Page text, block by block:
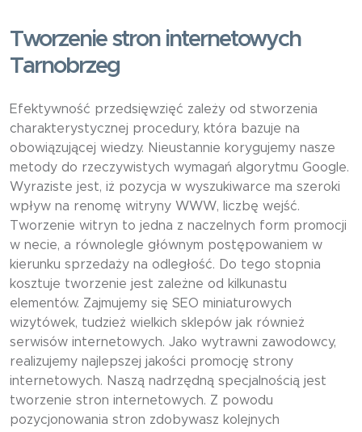
Tworzenie stron internetowych
Tarnobrzeg
Efektywność przedsięwzięć zależy od stworzenia
charakterystycznej procedury, która bazuje na
obowiązującej wiedzy. Nieustannie korygujemy nasze
metody do rzeczywistych wymagań algorytmu Google.
Wyraziste jest, iż pozycja w wyszukiwarce ma szeroki
wpływ na renomę witryny WWW, liczbę wejść.
Tworzenie witryn to jedna z naczelnych form promocji
w necie, a równolegle głównym postępowaniem w
kierunku sprzedaży na odległość. Do tego stopnia
kosztuje tworzenie jest zależne od kilkunastu
elementów. Zajmujemy się SEO miniaturowych
wizytówek, tudzież wielkich sklepów jak również
serwisów internetowych. Jako wytrawni zawodowcy,
realizujemy najlepszej jakości promocję strony
internetowych. Naszą nadrzędną specjalnością jest
tworzenie stron internetowych. Z powodu
pozycjonowania stron zdobywasz kolejnych